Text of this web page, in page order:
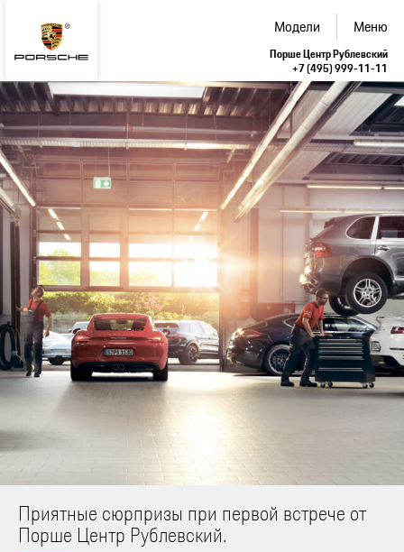
Модели Меню
Порше Центр Рублевский
+7 (495) 999-11-11
Приятные сюрпризы при первой встрече от
Порше Центр Рублевский.